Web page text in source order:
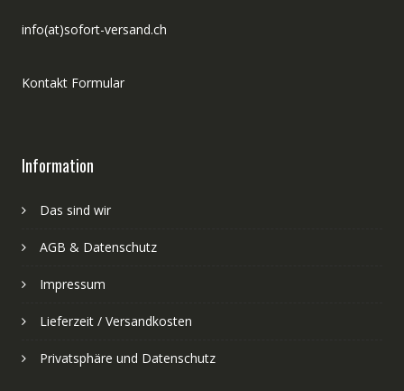
info(at)sofort-versand.ch
Kontakt Formular
Information
Das sind wir
AGB & Datenschutz
Impressum
Lieferzeit / Versandkosten
Privatsphäre und Datenschutz